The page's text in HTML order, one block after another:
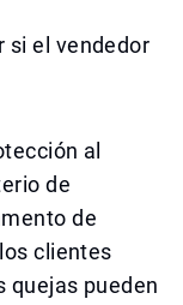
si el vendedor
al
de
de
clientes
quejas pueden